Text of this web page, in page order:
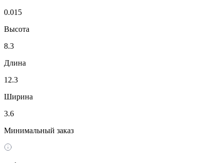
0.015
Высота
8.3
Длина
12.3
Ширина
3.6
Минимальный заказ